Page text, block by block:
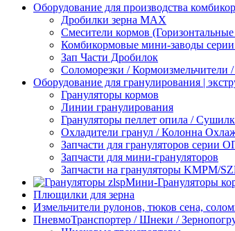
Оборудование для производства
Дробилки зерна МАХ
Смесители кормов
Комбикормовые мини-заводы
Зап Части Дробилок
Соломорезки / Кормоизмельчители
Оборудование для гранулирования |
Грануляторы кормов
Линии гранулирования
Грануляторы пеллет опила /
Охладители гранул / Колонна
Запчасти для грануляторов серии
Запчасти для мини-грануляторов
Запчасти на грануляторы KMPM/
Мини-Грануляторы
Плющилки для зерна
Измельчители рулонов, тюков сена,
ПневмоТранспортер / Шнеки /